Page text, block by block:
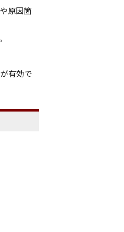
原因箇
有効で